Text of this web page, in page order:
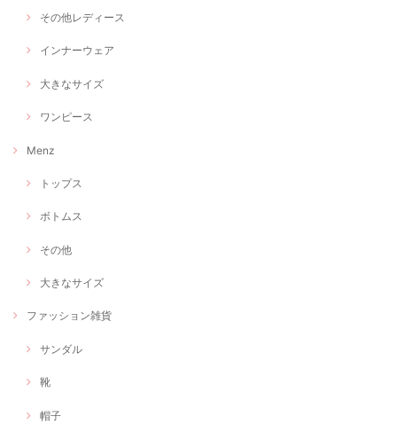
その他レディース
インナーウェア
大きなサイズ
ワンピース
Menz
トップス
ボトムス
その他
大きなサイズ
ファッション雑貨
サンダル
靴
帽子